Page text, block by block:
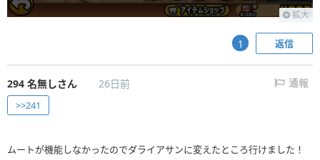
拡大
返信
1
294 名無しさん 26日前 通報
>>241
ムートが機能しなかったのでダライアサンに変えたところ行けました！